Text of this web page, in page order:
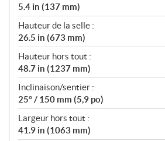
5.4 in (137 mm)
Hauteur de la selle :
26.5 in (673 mm)
Hauteur hors tout :
48.7 in (1237 mm)
Inclinaison/sentier :
25° / 150 mm (5,9 po)
Largeur hors tout :
41.9 in (1063 mm)